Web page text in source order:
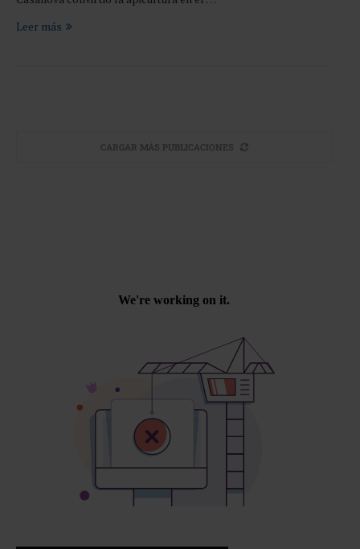
Leer más
CARGAR MÁS PUBLICACIONES